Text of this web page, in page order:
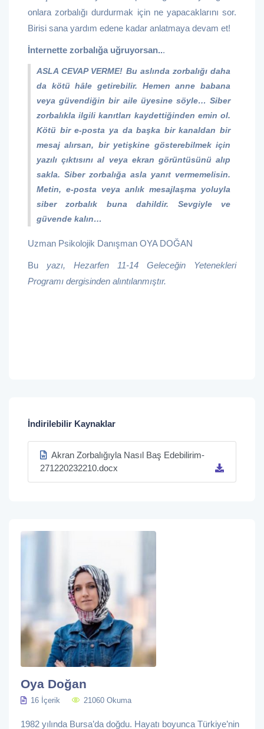
onlara zorbalığı durdurmak için ne yapacaklarını sor.
Birisi sana yardım edene kadar anlatmaya devam et!
İnternette zorbalığa uğruyorsan...
ASLA CEVAP VERME! Bu aslında zorbalığı daha
da kötü hâle getirebilir. Hemen anne babana
veya güvendiğin bir aile üyesine söyle… Siber
zorbalıkla ilgili kanıtları kaydettiğinden emin ol.
Kötü bir e-posta ya da başka bir kanaldan bir
mesaj alırsan, bir yetişkine gösterebilmek için
yazılı çıktısını al veya ekran görüntüsünü alıp
sakla. Siber zorbalığa asla yanıt vermemelisin.
Metin, e-posta veya anlık mesajlaşma yoluyla
siber zorbalık buna dahildir. Sevgiyle ve
güvende kalın…
Uzman Psikolojik Danışman OYA DOĞAN
Bu yazı, Hezarfen 11-14 Geleceğin Yetenekleri
Programı dergisinden alıntılanmıştır.
İndirilebilir Kaynaklar
Akran Zorbalığıyla Nasıl Baş Edebilirim-
271220232210.docx
Oya Doğan
16 İçerik 21060 Okuma
1982 yılında Bursa’da doğdu. Hayatı boyunca Türkiye’nin